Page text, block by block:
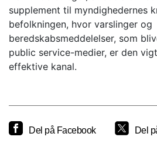
supplement til myndighedernes
befolkningen, hvor varslinger og
beredskabsmeddelelser, som
public service-medier, er den
effektive kanal.
Del på Facebook Del